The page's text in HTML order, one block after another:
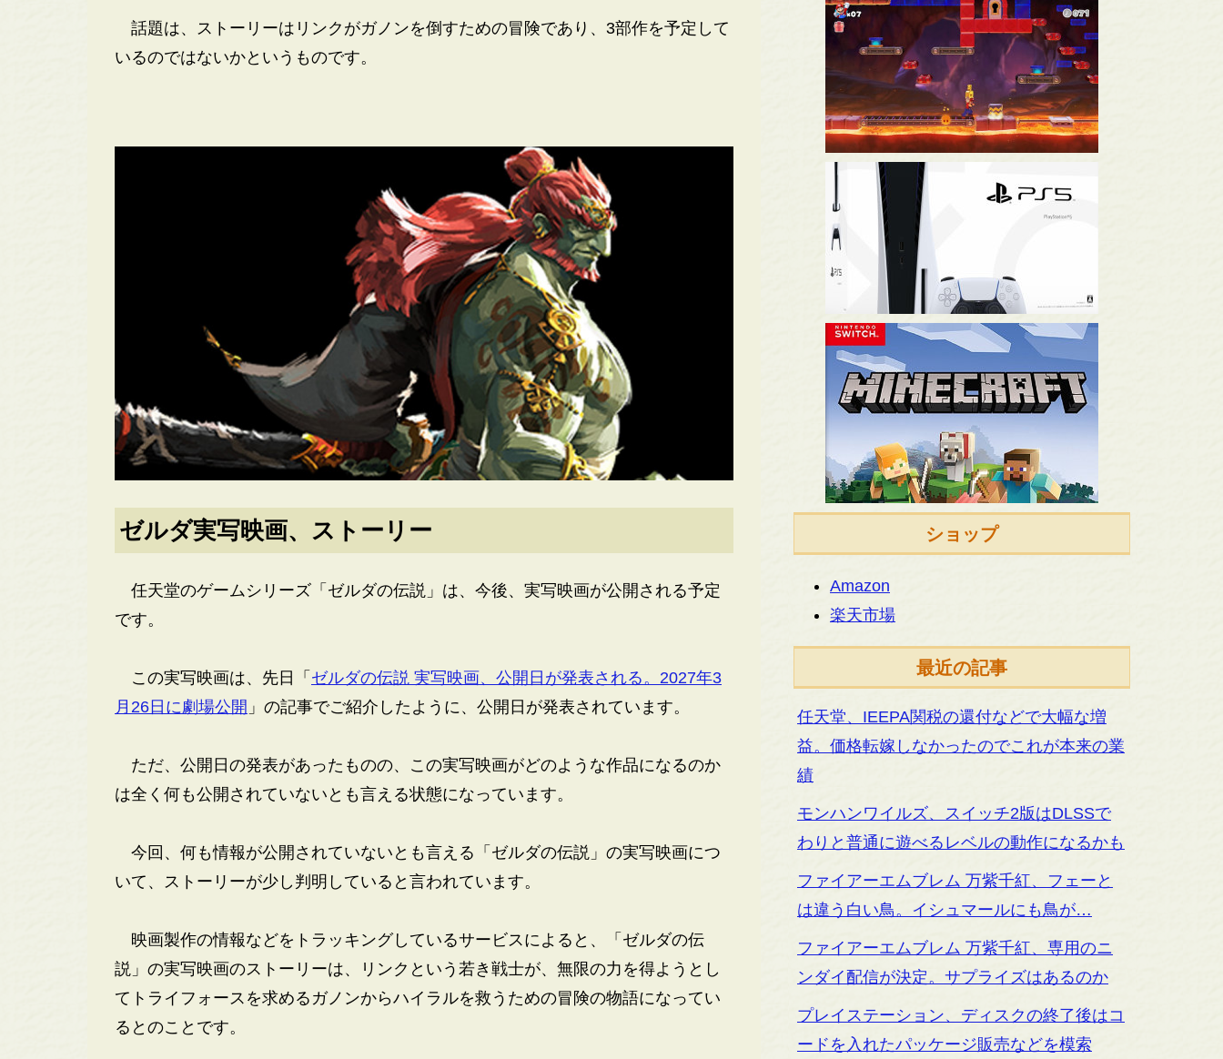
話題は、ストーリーはリンクがガノンを倒すための冒険であり、3部作を予定して
いるのではないかというものです。
ゼルダ実写映画、ストーリー
任天堂のゲームシリーズ「ゼルダの伝説」は、今後、実写映画が公開される予定
です。
この実写映画は、先日「 ゼルダの伝説 実写映画、公開日が発表される。2027年3
月26日に劇場公開 」の記事でご紹介したように、公開日が発表されています。
ただ、公開日の発表があったものの、この実写映画がどのような作品になるのか
は全く何も公開されていないとも言える状態になっています。
今回、何も情報が公開されていないとも言える「ゼルダの伝説」の実写映画につ
いて、ストーリーが少し判明していると言われています。
映画製作の情報などをトラッキングしているサービスによると、「ゼルダの伝
説」の実写映画のストーリーは、リンクという若き戦士が、無限の力を得ようとし
てトライフォースを求めるガノンからハイラルを救うための冒険の物語になってい
るとのことです。
ショップ
Amazon
楽天市場
最近の記事
任天堂、IEEPA関税の還付などで大幅な増
益。価格転嫁しなかったのでこれが本来の業
績
モンハンワイルズ、スイッチ2版はDLSSで
わりと普通に遊べるレベルの動作になるかも
ファイアーエムブレム 万紫千紅、フェーと
は違う白い鳥。イシュマールにも鳥が…
ファイアーエムブレム 万紫千紅、専用のニ
ンダイ配信が決定。サプライズはあるのか
プレイステーション、ディスクの終了後はコ
ードを入れたパッケージ販売などを模索